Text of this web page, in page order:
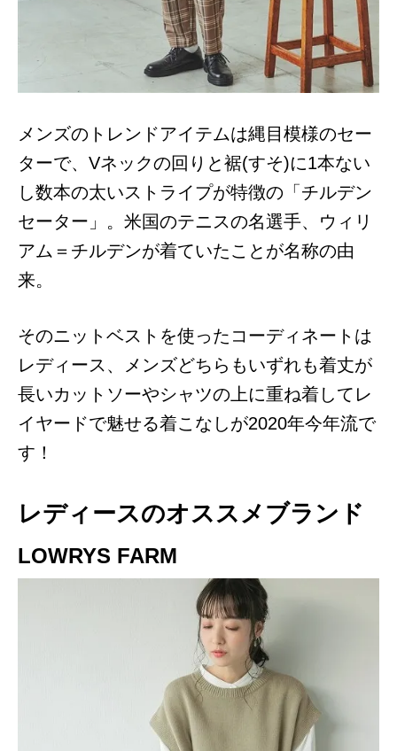
メンズのトレンドアイテムは縄目模様のセー
ターで、Vネックの回りと裾(すそ)に1本ない
し数本の太いストライプが特徴の「チルデン
セーター」。米国のテニスの名選手、ウィリ
アム＝チルデンが着ていたことが名称の由
来。
そのニットベストを使ったコーディネートは
レディース、メンズどちらもいずれも着丈が
長いカットソーやシャツの上に重ね着してレ
イヤードで魅せる着こなしが2020年今年流で
す！
レディースのオススメブランド
LOWRYS FARM